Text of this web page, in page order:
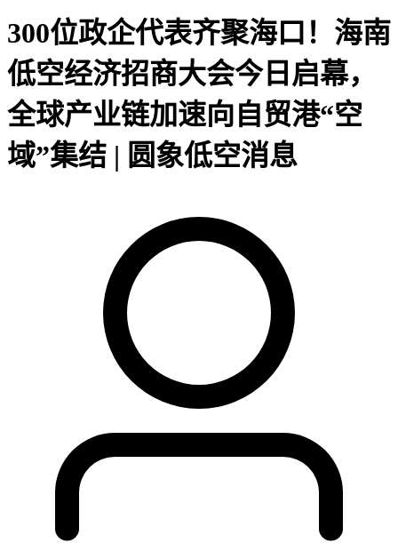
300位政企代表齐聚海口！海南
低空经济招商大会今日启幕，
全球产业链加速向自贸港“空
域”集结 | 圆象低空消息